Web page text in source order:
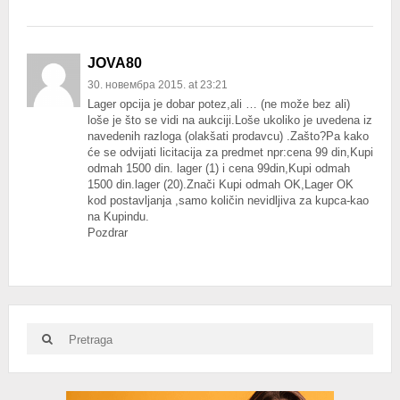
JOVA80
30. новембра 2015. at 23:21
Lager opcija je dobar potez,ali … (ne može bez ali)
loše je što se vidi na aukciji.Loše ukoliko je uvedena iz
navedenih razloga (olakšati prodavcu) .Zašto?Pa kako
će se odvijati licitacija za predmet npr:cena 99 din,Kupi
odmah 1500 din. lager (1) i cena 99din,Kupi odmah
1500 din.lager (20).Znači Kupi odmah OK,Lager OK
kod postavljanja ,samo količin nevidljiva za kupca-kao
na Kupindu.
Pozdrar
Search